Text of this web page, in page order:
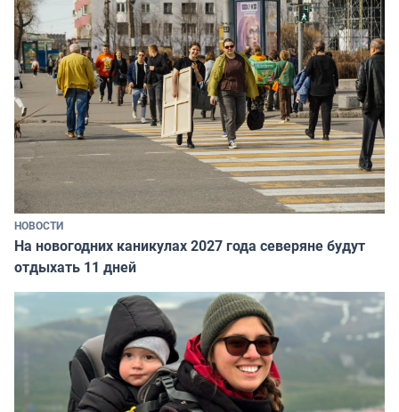
НОВОСТИ
На новогодних каникулах 2027 года северяне будут
отдыхать 11 дней